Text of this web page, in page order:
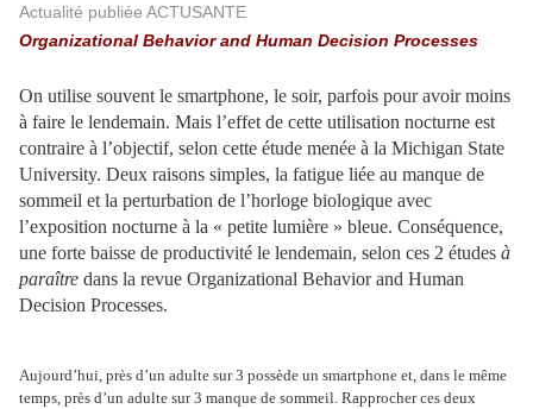
Actualité publiée ACTUSANTE
Organizational Behavior and Human Decision Processes
On utilise souvent le smartphone, le soir, parfois pour avoir moins
à faire le lendemain. Mais l’effet de cette utilisation nocturne est
contraire à l’objectif, selon cette étude menée à la Michigan State
University. Deux raisons simples, la fatigue liée au manque de
sommeil et la perturbation de l’horloge biologique avec
l’exposition nocturne à la « petite lumière » bleue. Conséquence,
une forte baisse de productivité le lendemain, selon ces 2 études à
paraître dans la revue Organizational Behavior and Human
Decision Processes.
Aujourd’hui, près d’un adulte sur 3 possède un smartphone et, dans le même
temps, près d’un adulte sur 3 manque de sommeil. Rapprocher ces deux